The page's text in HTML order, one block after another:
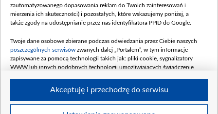
zautomatyzowanego dopasowania reklam do Twoich zainteresowań i
mierzenia ich skuteczności) i pozostałych, które wskazujemy poniżej, a
także zgody na udostępnianie przez nas identyfikatora PPID do Google.
Twoje dane osobowe zbierane podczas odwiedzania przez Ciebie naszych
poszczególnych serwisów zwanych dalej „Portalem”, w tym informacje
zapisywane za pomocą technologii takich jak: pliki cookie, sygnalizatory
WWW lub innych podobnych technologii umożliwiających świadczenie
Twoje dane osobowe zbierane podczas odwiedzania przez Ciebie
Akceptuję i przechodzę do serwisu